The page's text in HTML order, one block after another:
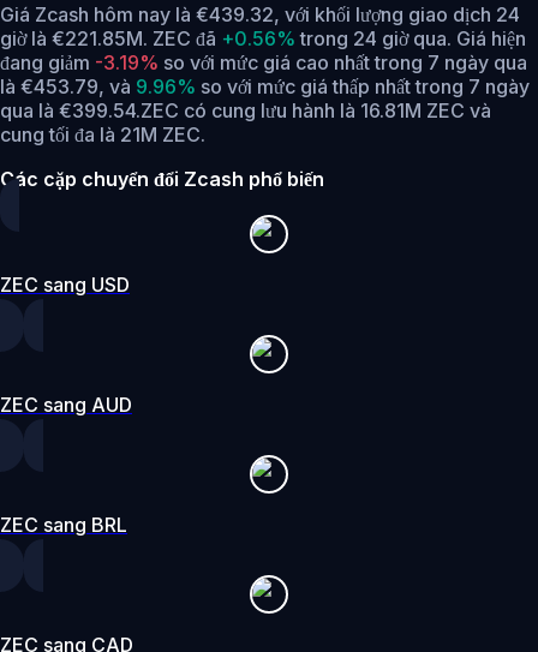
Giá Zcash hôm nay là €439.32, với khối lượng giao dịch 24
giờ là €221.85M. ZEC đã +0.56% trong 24 giờ qua. Giá hiện
đang giảm -3.19% so với mức giá cao nhất trong 7 ngày qua
là €453.79, và 9.96% so với mức giá thấp nhất trong 7 ngày
qua là €399.54.ZEC có cung lưu hành là 16.81M ZEC và
cung tối đa là 21M ZEC.
Các cặp chuyển đổi Zcash phổ biến
ZEC sang USD
ZEC sang AUD
ZEC sang BRL
ZEC sang CAD